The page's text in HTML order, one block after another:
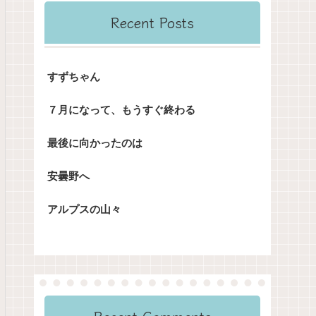
Recent Posts
すずちゃん
７月になって、もうすぐ終わる
最後に向かったのは
安曇野へ
アルプスの山々